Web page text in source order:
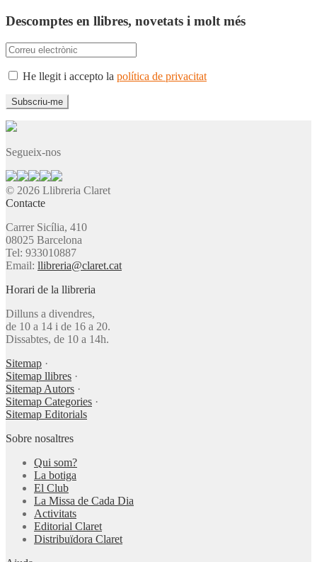
Descomptes en llibres, novetats i molt més
He llegit i accepto la política de privacitat
Segueix-nos
© 2026 Llibreria Claret
Contacte
Carrer Sicília, 410
08025 Barcelona
Tel: 933010887
Email: llibreria@claret.cat
Horari de la llibreria
Dilluns a divendres,
de 10 a 14 i de 16 a 20.
Dissabtes, de 10 a 14h.
Sitemap ·
Sitemap llibres ·
Sitemap Autors ·
Sitemap Categories ·
Sitemap Editorials
Sobre nosaltres
Qui som?
La botiga
El Club
La Missa de Cada Dia
Activitats
Editorial Claret
Distribuïdora Claret